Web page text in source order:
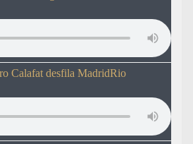
Calafat desfila MadridRio